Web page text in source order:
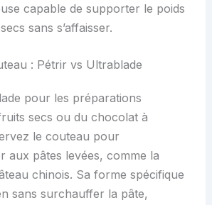
capable de supporter le poids
sans s’affaisser.
: Pétrir vs Ultrablade
pour les préparations
secs ou du chocolat à
le couteau pour
aux pâtes levées, comme la
chinois. Sa forme spécifique
sans surchauffer la pâte,